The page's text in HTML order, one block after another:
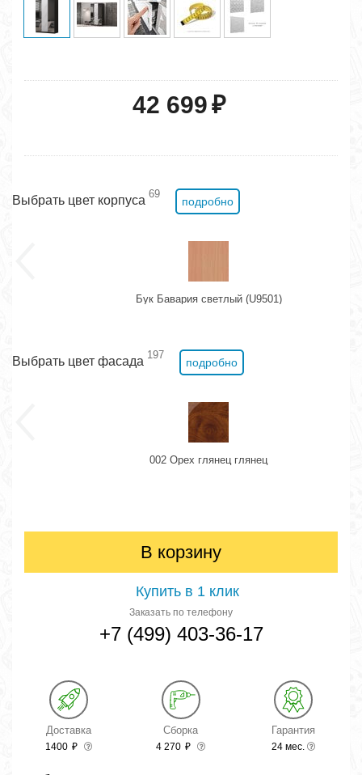
42 699₽
Выбрать цвет корпуса 69
подробно
Бук Бавария светлый (U9501)
Выбрать цвет фасада 197
подробно
002 Орех глянец глянец
В корзину
Купить в 1 клик
Заказать по телефону
+7 (499) 403-36-17
Доставка
1400 ₽
Сборка
4 270 ₽
Гарантия
24 мес.